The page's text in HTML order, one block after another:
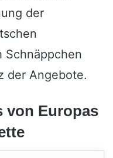
der
Schnäppchen
der Angebote.
von Europas